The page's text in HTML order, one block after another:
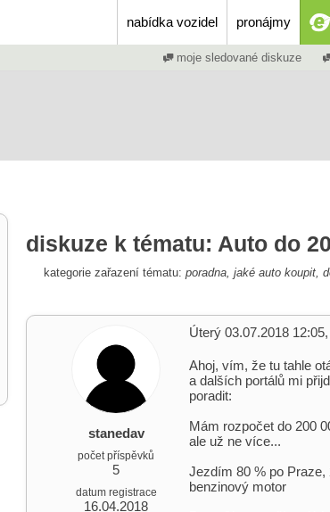
nabídka vozidel pronájmy
moje sledované diskuze
diskuze k tématu: Auto do
kategorie zařazení tématu: poradna, jaké auto koupit,
stanedav
počet příspěvků
5
datum registrace
16.04.2018
Úterý 03.07.2018 12:05,
Ahoj, vím, že tu tahle
a dalších portálů mi
poradit:
Mám rozpočet do 200
ale už ne více...
Jezdím 80 % po
benzinový motor